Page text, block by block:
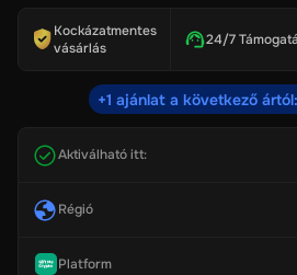
Kockázatmentes
vásárlás
24/7
+1 ajánlat a következő
Aktiválható itt:
Régió
Platform